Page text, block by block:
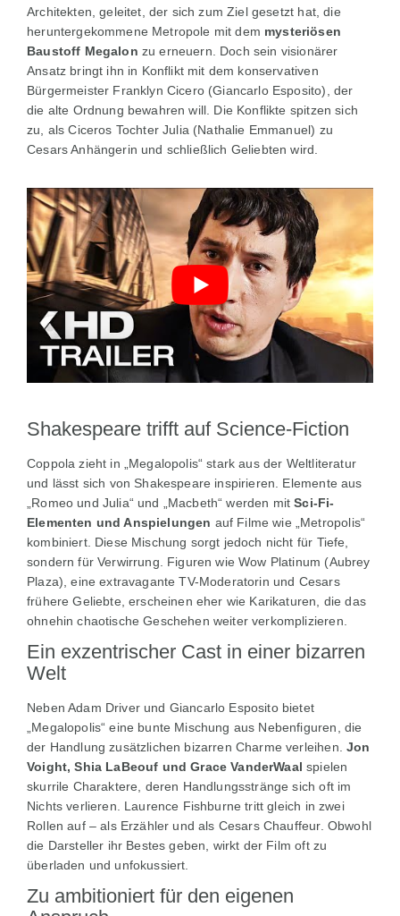
Architekten, geleitet, der sich zum Ziel gesetzt hat, die
heruntergekommene Metropole mit dem mysteriösen
Baustoff Megalon zu erneuern. Doch sein visionärer
Ansatz bringt ihn in Konflikt mit dem konservativen
Bürgermeister Franklyn Cicero (Giancarlo Esposito), der
die alte Ordnung bewahren will. Die Konflikte spitzen sich
zu, als Ciceros Tochter Julia (Nathalie Emmanuel) zu
Cesars Anhängerin und schließlich Geliebten wird.
Shakespeare trifft auf Science-Fiction
Coppola zieht in „Megalopolis“ stark aus der Weltliteratur
und lässt sich von Shakespeare inspirieren. Elemente aus
„Romeo und Julia“ und „Macbeth“ werden mitSci-Fi-
Elementen und Anspielungen auf Filme wie „Metropolis“
kombiniert. Diese Mischung sorgt jedoch nicht für Tiefe,
sondern für Verwirrung. Figuren wie Wow Platinum (Aubrey
Plaza), eine extravagante TV-Moderatorin und Cesars
frühere Geliebte, erscheinen eher wie Karikaturen, die das
ohnehin chaotische Geschehen weiter verkomplizieren.
Ein exzentrischer Cast in einer bizarren
Welt
Neben Adam Driver und Giancarlo Esposito bietet
„Megalopolis“ eine bunte Mischung aus Nebenfiguren, die
der Handlung zusätzlichen bizarren Charme verleihen.Jon
Voight, Shia LaBeouf und Grace VanderWaal spielen
skurrile Charaktere, deren Handlungsstränge sich oft im
Nichts verlieren. Laurence Fishburne tritt gleich in zwei
Rollen auf – als Erzähler und als Cesars Chauffeur. Obwohl
die Darsteller ihr Bestes geben, wirkt der Film oft zu
überladen und unfokussiert.
Zu ambitioniert für den eigenen